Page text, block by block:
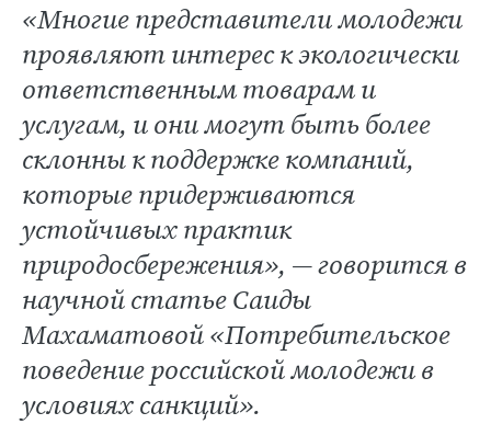
«Многие представители молодежи
проявляют интерес к экологически
ответственным товарам и
услугам, и они могут быть более
склонны к поддержке компаний,
которые придерживаются
устойчивых практик
природосбережения», — говорится в
научной статье Саиды
Махаматовой «Потребительское
поведение российской молодежи в
условиях санкций».